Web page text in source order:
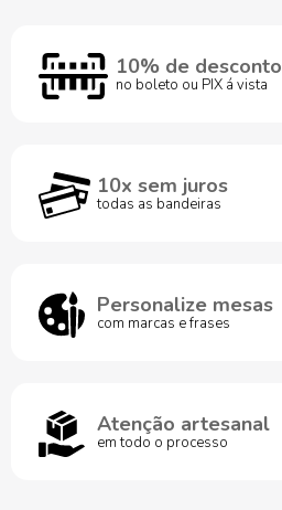
10% de desconto
no boleto ou PIX á vista
10x sem juros
todas as bandeiras
Personalize mesas
com marcas e frases
Atenção artesanal
em todo o processo